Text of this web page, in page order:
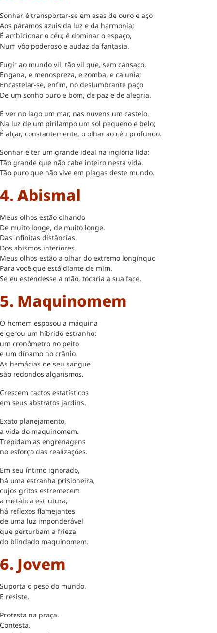
Sonhar é transportar-se em asas de ouro e aço
Aos páramos azuis da luz e da harmonia;
É ambicionar o céu; é dominar o espaço,
Num vôo poderoso e audaz da fantasia.
Fugir ao mundo vil, tão vil que, sem cansaço,
Engana, e menospreza, e zomba, e calunia;
Encastelar-se, enfim, no deslumbrante paço
De um sonho puro e bom, de paz e de alegria.
É ver no lago um mar, nas nuvens um castelo,
Na luz de um pirilampo um sol pequeno e belo;
É alçar, constantemente, o olhar ao céu profundo.
Sonhar é ter um grande ideal na inglória lida:
Tão grande que não cabe inteiro nesta vida,
Tão puro que não vive em plagas deste mundo.
4. Abismal
Meus olhos estão olhando
De muito longe, de muito longe,
Das infinitas distâncias
Dos abismos interiores.
Meus olhos estão a olhar do extremo longínquo
Para você que está diante de mim.
Se eu estendesse a mão, tocaria a sua face.
5. Maquinomem
O homem esposou a máquina
e gerou um híbrido estranho:
um cronômetro no peito
e um dínamo no crânio.
As hemácias de seu sangue
são redondos algarismos.
Crescem cactos estatísticos
em seus abstratos jardins.
Exato planejamento,
a vida do maquinomem.
Trepidam as engrenagens
no esforço das realizações.
Em seu íntimo ignorado,
há uma estranha prisioneira,
cujos gritos estremecem
a metálica estrutura;
há reflexos flamejantes
de uma luz imponderável
que perturbam a frieza
do blindado maquinomem.
6. Jovem
Suporta o peso do mundo.
E resiste.
Protesta na praça.
Contesta.